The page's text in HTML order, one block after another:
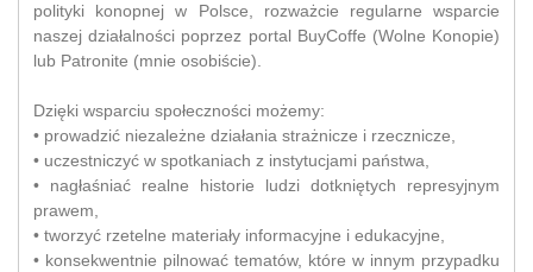
polityki konopnej w Polsce, rozważcie regularne wsparcie
naszej działalności poprzez portal BuyCoffe (Wolne Konopie)
lub Patronite (mnie osobiście).
Dzięki wsparciu społeczności możemy:
• prowadzić niezależne działania strażnicze i rzecznicze,
• uczestniczyć w spotkaniach z instytucjami państwa,
• nagłaśniać realne historie ludzi dotkniętych represyjnym
prawem,
• tworzyć rzetelne materiały informacyjne i edukacyjne,
• konsekwentnie pilnować tematów, które w innym przypadku